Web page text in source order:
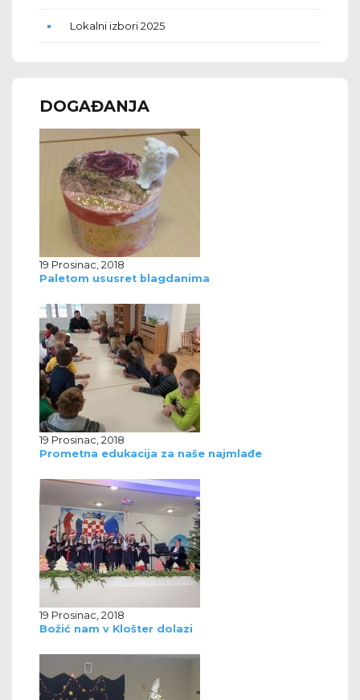
Lokalni izbori 2025
DOGAĐANJA
19 Prosinac, 2018
Paletom ususret blagdanima
19 Prosinac, 2018
Prometna edukacija za naše najmlađe
19 Prosinac, 2018
Božić nam v Klošter dolazi